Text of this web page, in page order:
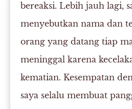
bereaksi. Lebih jauh lagi,
menyebutkan nama dan
orang yang datang tiap
meninggal karena
kematian. Kesempatan
saya selalu membuat